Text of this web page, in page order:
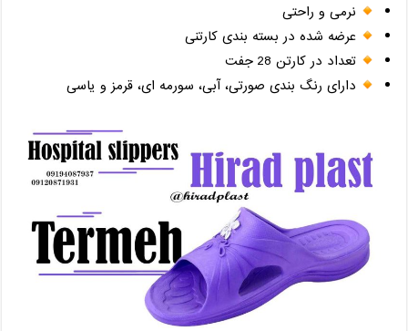
نرمی و راحتی
عرضه شده در بسته بندی کارتنی
تعداد در کارتن 28 جفت
دارای رنگ بندی صورتی، آبی، سورمه ای، قرمز و یاسی